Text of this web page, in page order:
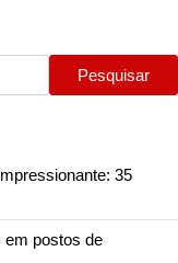
Pesquisar
35
em postos de